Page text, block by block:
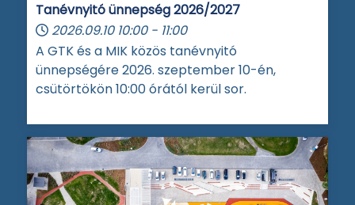
Tanévnyitó ünnepség 2026/2027
2026.09.10 10:00 - 11:00
A GTK és a MIK közös tanévnyitó
ünnepségére 2026. szeptember 10-én,
csütörtökön 10:00 órától kerül sor.